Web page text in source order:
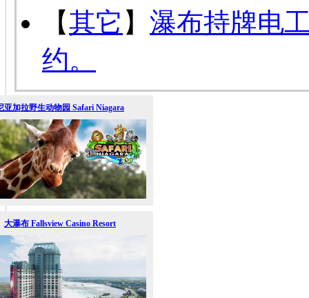
【其它 】 瀑布持牌电
约。
亚加拉野生动物园 Safari Niagara
大瀑布 Fallsview Casino Resort